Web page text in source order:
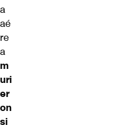
a
aé
re
a
m
uri
er
on
si